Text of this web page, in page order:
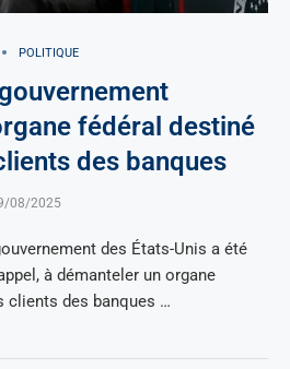
POLITIQUE
fédéral destiné
des banques
08/2025
des États-Unis a été
à démanteler un organe
clients des banques …